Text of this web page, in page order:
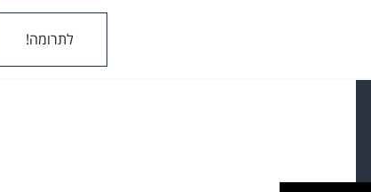
לתרומה!